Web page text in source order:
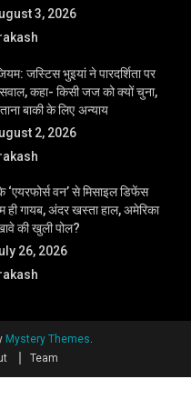
3, 2026
जस्टिस भुइयां ने पारदर्शिता पर
कहा- किसी जज को क्यों चुना,
बाकी के लिए अन्याय
2, 2026
‘एयरफोर्स वन’ से मिसाइल डिफेंस
ही गायब, अंदर खस्ता हाल, अमेरिका
की खुली पोल?
26, 2026
Mystery Themes.
Team